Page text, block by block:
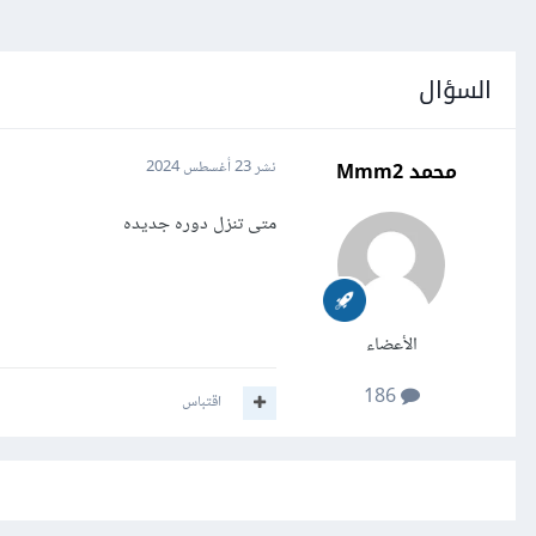
السؤال
محمد Mmm2
الأعضاء
186
نشر23 أغسطس 2024
متى تنزل دوره جديده
اقتباس